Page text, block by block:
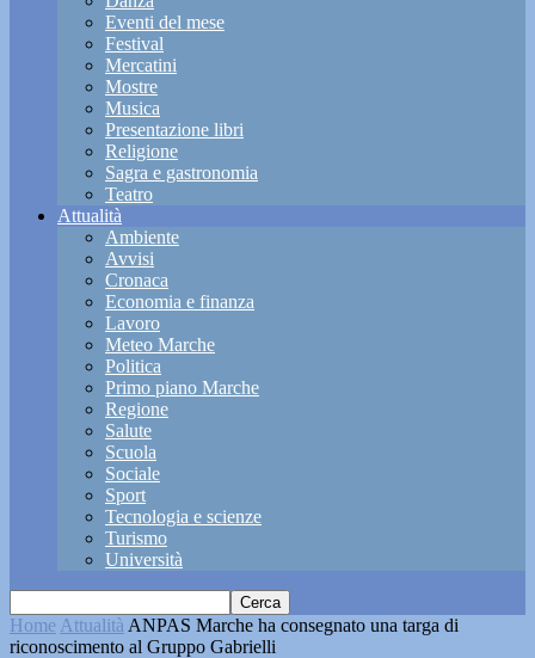
Eventi del mese
Festival
Mercatini
Mostre
Musica
Presentazione libri
Religione
Sagra e gastronomia
Teatro
Attualità
Ambiente
Avvisi
Cronaca
Economia e finanza
Lavoro
Meteo Marche
Politica
Primo piano Marche
Regione
Salute
Scuola
Sociale
Sport
Tecnologia e scienze
Turismo
Università
Home Attualità ANPAS Marche ha consegnato una targa di
riconoscimento al Gruppo Gabrielli